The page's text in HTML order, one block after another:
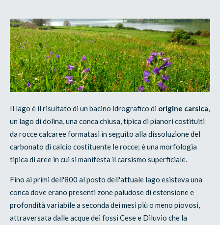
Il lago è il risultato di un bacino idrografico di origine carsica,
un lago di dolina, una conca chiusa, tipica di pianori costituiti
da rocce calcaree formatasi in seguito alla dissoluzione del
carbonato di calcio costituente le rocce; è una morfologia
tipica di aree in cui si manifesta il carsismo superficiale.
Fino ai primi dell'800 al posto dell'attuale lago esisteva una
conca dove erano presenti zone paludose di estensione e
profondità variabile a seconda dei mesi più o meno piovosi,
attraversata dalle acque dei fossi Cese e Diluvio che la